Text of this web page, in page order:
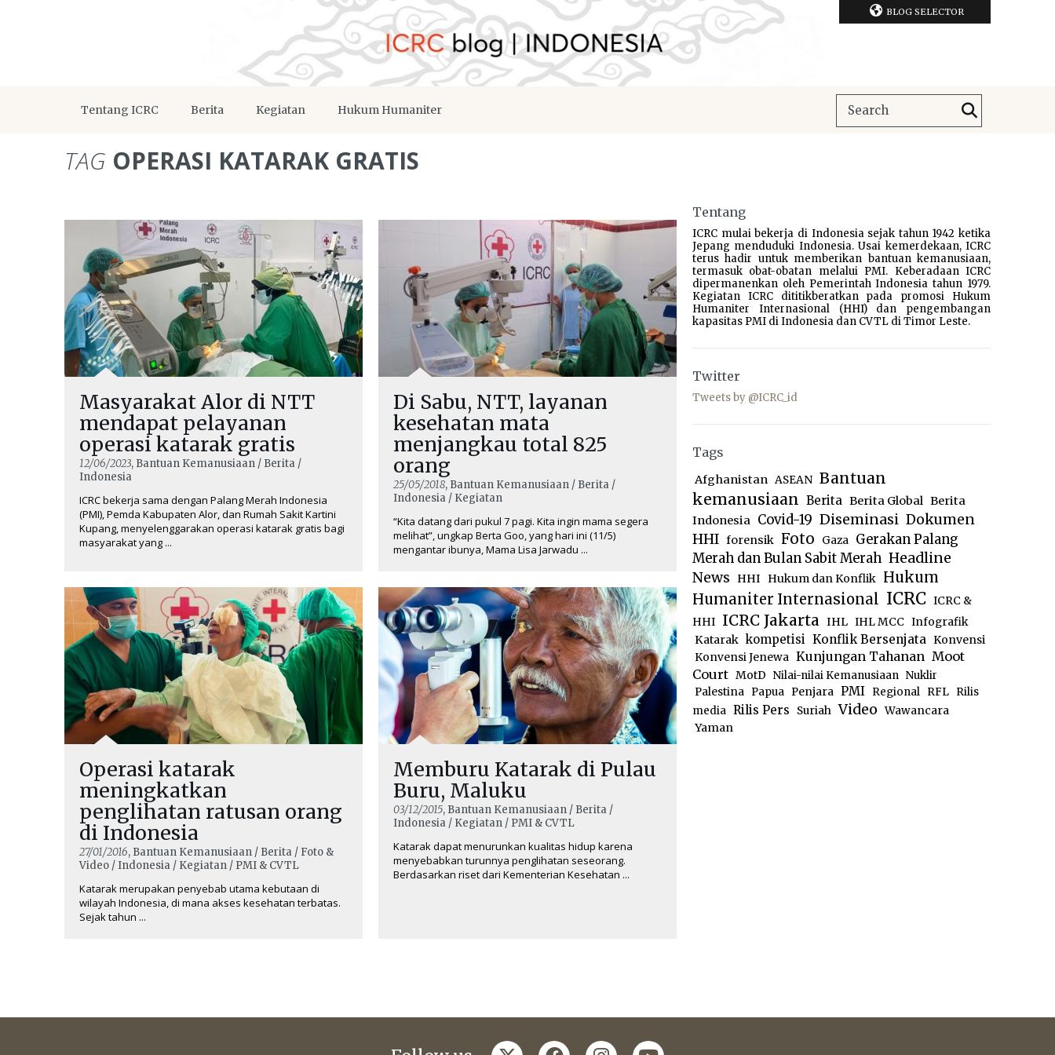
BLOG SELECTOR
Tentang ICRC Berita Kegiatan Hukum Humaniter
TAG OPERASI KATARAK GRATIS
Masyarakat Alor di NTT
mendapat pelayanan
operasi katarak gratis
12/06/2023, Bantuan Kemanusiaan / Berita /
Indonesia
ICRC bekerja sama dengan Palang Merah Indonesia
(PMI), Pemda Kabupaten Alor, dan Rumah Sakit Kartini
Kupang, menyelenggarakan operasi katarak gratis bagi
masyarakat yang ...
Di Sabu, NTT, layanan
kesehatan mata
menjangkau total 825
orang
25/05/2018, Bantuan Kemanusiaan / Berita /
Indonesia / Kegiatan
“Kita datang dari pukul 7 pagi. Kita ingin mama segera
melihat”, ungkap Berta Goo, yang hari ini (11/5)
mengantar ibunya, Mama Lisa Jarwadu ...
Operasi katarak
meningkatkan
penglihatan ratusan orang
di Indonesia
27/01/2016, Bantuan Kemanusiaan / Berita / Foto &
Video / Indonesia / Kegiatan / PMI & CVTL
Katarak merupakan penyebab utama kebutaan di
wilayah Indonesia, di mana akses kesehatan terbatas.
Sejak tahun ...
Memburu Katarak di Pulau
Buru, Maluku
03/12/2015, Bantuan Kemanusiaan / Berita /
Indonesia / Kegiatan / PMI & CVTL
Katarak dapat menurunkan kualitas hidup karena
menyebabkan turunnya penglihatan seseorang.
Berdasarkan riset dari Kementerian Kesehatan ...
Tentang
ICRC mulai bekerja di Indonesia sejak tahun 1942 ketika
Jepang menduduki Indonesia. Usai kemerdekaan, ICRC
terus hadir untuk memberikan bantuan kemanusiaan,
termasuk obat-obatan melalui PMI. Keberadaan ICRC
dipermanenkan oleh Pemerintah Indonesia tahun 1979.
Kegiatan ICRC dititikberatkan pada promosi Hukum
Humaniter Internasional (HHI) dan pengembangan
kapasitas PMI di Indonesia dan CVTL di Timor Leste.
Twitter
Tweets by @ICRC_id
Tags
Afghanistan ASEAN Bantuan
kemanusiaan Berita Berita Global Berita
Indonesia Covid-19 Diseminasi Dokumen
HHI forensik Foto Gaza Gerakan Palang
Merah dan Bulan Sabit Merah Headline
News
HHI Hukum dan Konflik Hukum
Humaniter Internasional ICRC ICRC &
HHI ICRC Jakarta IHL IHL MCC Infografik
Katarak kompetisi Konflik Bersenjata Konvensi
Konvensi Jenewa Kunjungan Tahanan Moot
Court MotD Nilai-nilai Kemanusiaan Nuklir
Palestina
Papua Penjara PMI Regional RFL
Rilis
media Rilis Pers Suriah Video Wawancara
Yaman